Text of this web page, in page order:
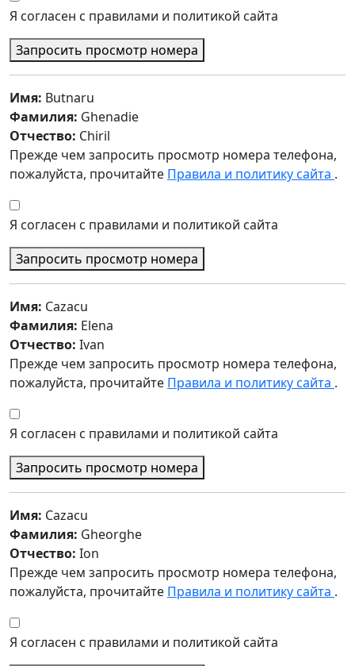
Я согласен с правилами и политикой сайта
Запросить просмотр номера
Имя: Butnaru
Фамилия: Ghenadie
Отчество: Chiril
Прежде чем запросить просмотр номера телефона,
пожалуйста, прочитайте Правила и политику сайта .
Я согласен с правилами и политикой сайта
Запросить просмотр номера
Имя: Cazacu
Фамилия: Elena
Отчество: Ivan
Прежде чем запросить просмотр номера телефона,
пожалуйста, прочитайте Правила и политику сайта .
Я согласен с правилами и политикой сайта
Запросить просмотр номера
Имя: Cazacu
Фамилия: Gheorghe
Отчество: Ion
Прежде чем запросить просмотр номера телефона,
пожалуйста, прочитайте Правила и политику сайта .
Я согласен с правилами и политикой сайта